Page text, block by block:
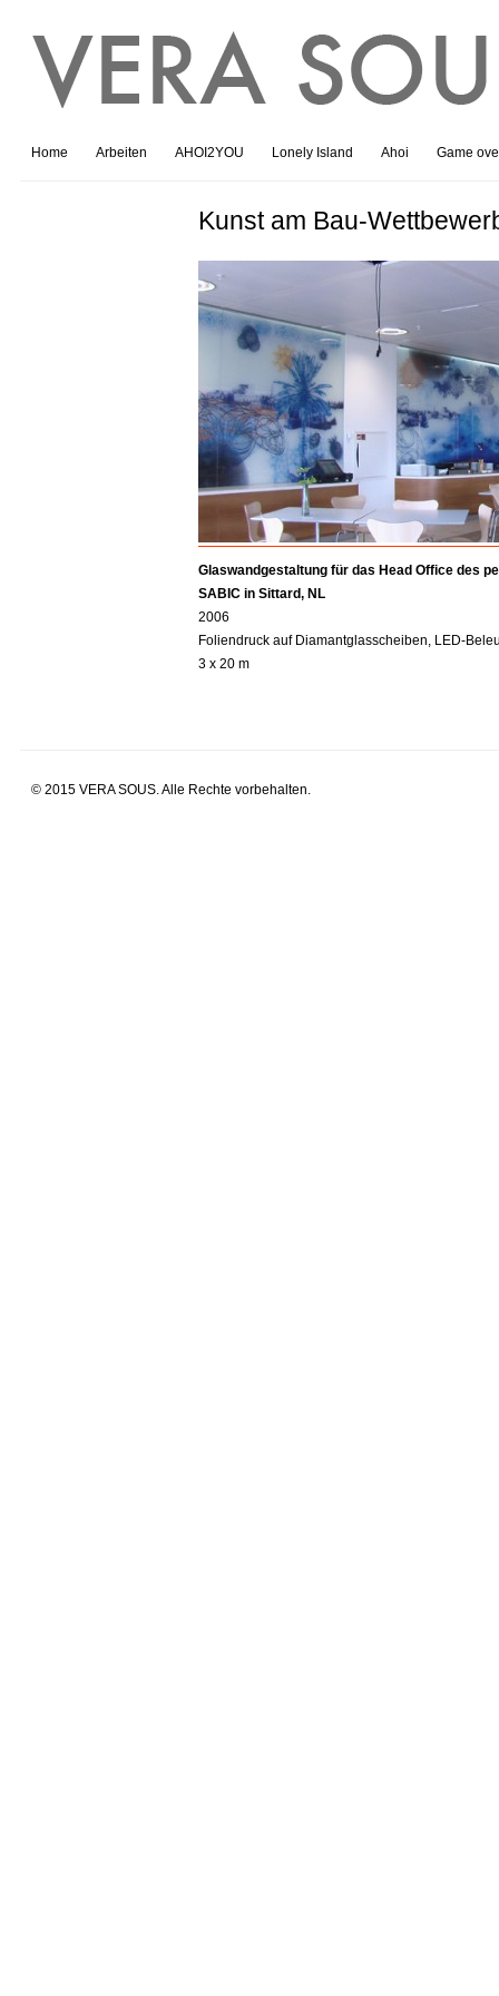
Home Arbeiten AHOI2YOU Lonely Island Ahoi Game
Kunst am Bau-
Glaswandgestaltung für das Head Office des
SABIC in Sittard, NL
2006
Foliendruck auf Diamantglasscheiben, LED-
3 x 20 m
© 2015 VERA SOUS. Alle Rechte vorbehalten.